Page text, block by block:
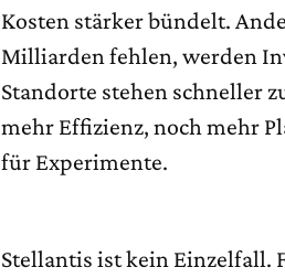
Kosten stärker bündelt.
Milliarden fehlen, werden
Standorte stehen schneller
mehr Effizienz, noch mehr
für Experimente.
Stellantis ist kein Einzelfall.